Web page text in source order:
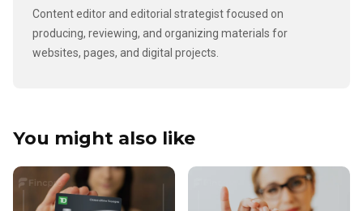
Content editor and editorial strategist focused on
producing, reviewing, and organizing materials for
websites, pages, and digital projects.
You might also like